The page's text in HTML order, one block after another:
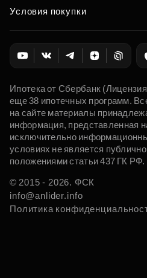
Условия покупки
Ипотека от Сбербанк
еще 38 ипотечных программ.
на сайте материалы
информация, представленная
исключительно
условиях не является
положениями статьи 437 ГК РФ.
© 2015 - 2026. ФСК
info@anlider.info
Политика